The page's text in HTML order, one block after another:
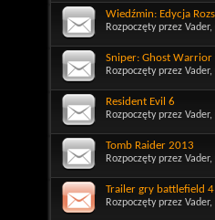
Wiedźmin: Edycja
Rozpoczęty przez Vader,
Sniper: Ghost Warrior
Rozpoczęty przez Vader,
Resident Evil 6
Rozpoczęty przez Vader,
Tomb Raider 2013
Rozpoczęty przez Vader,
Trailer gry battlefield
Rozpoczęty przez Vader,